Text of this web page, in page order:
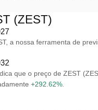
(ZEST)
a nossa ferramenta de
que o preço de ZEST
+292.62%